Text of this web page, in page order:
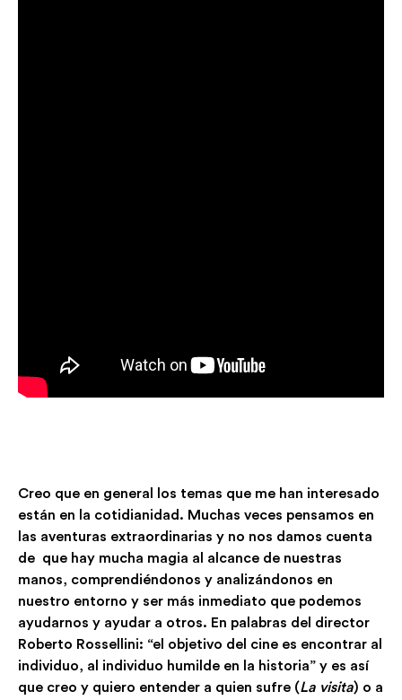
Creo que en general los temas que me han interesado
están en la cotidianidad. Muchas veces pensamos en
las aventuras extraordinarias y no nos damos cuenta
de que hay mucha magia al alcance de nuestras
manos, comprendiéndonos y analizándonos en
nuestro entorno y ser más inmediato que podemos
ayudarnos y ayudar a otros. En palabras del director
Roberto Rossellini: “el objetivo del cine es encontrar al
individuo, al individuo humilde en la historia” y es así
que creo y quiero entender a quien sufre (La visita) o a